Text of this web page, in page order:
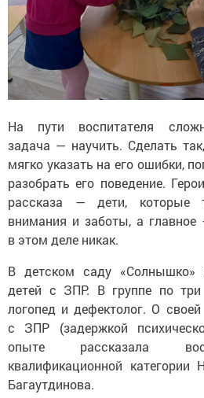
На пути воспитателя
задача — научить. Сделать
мягко указать на его ошибки,
разобрать его поведение.
рассказа — дети, которые
внимания и заботы, а
в этом деле никак.
В детском саду «Солнышко»
детей с ЗПР. В группе по три
логопед и дефектолог. О
с ЗПР (задержкой
опыте рассказала
квалификационной категории
Багаутдинова.